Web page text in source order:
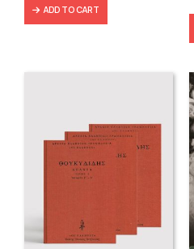
ADD TO CART